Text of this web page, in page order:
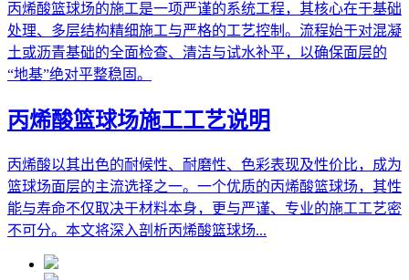
丙烯酸篮球场的施工是一项严谨的系统工程，其核心在于基础
处理、多层结构精细施工与严格的工艺控制。流程始于对混凝
土或沥青基础的全面检查、清洁与试水补平，以确保面层的
“地基”绝对平整稳固。
丙烯酸篮球场施工工艺说明
丙烯酸以其出色的耐候性、耐磨性、色彩表现及性价比，成为
篮球场面层的主流选择之一。一个优质的丙烯酸篮球场，其性
能与寿命不仅取决于材料本身，更与严谨、专业的施工工艺密
不可分。本文将深入剖析丙烯酸篮球场...